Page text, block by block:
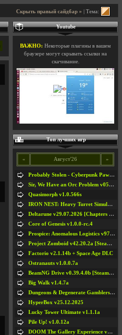
Скрыть правый сайдбар » | Тема:
Youtube
ВАЖНО: Некоторые плагины в вашем
браузере могут скрывать ссылки на
скачивание.
Топ лучших игр
« Август'26 »
Probably Stolen - Cyberpunk Pawnshop Simulator v048c [Playtest]
Sir, We Have an Orc Problem v05.08.2026
Quasimorph v1.0.566s
IRON NEST: Heavy Turret Simulator v1.0a
Deltarune v29.07.2026 [Chapters 1-5] / + RUS [Chapters 1-5]
Core of Genesis v1.0.0-rc.4
Prospice: Anomalous Logistics v97 [Playtest]
Project Zomboid v42.20.2a [Steam Early Access]
Factorio v2.1.14b + Space Age DLC
Ostranauts v1.0.0.7a
BeamNG Drive v0.39.4.0b [Steam Early Access]
Big Walk v1.4.7a
Dungeons & Degenerate Gamblers v2.0.2a
HyperBox v25.12.2025
Lucky Tower Ultimate v1.1.1a
Pile Up! v1.0.12a
DOOM The Gallery Experience v1.4.2